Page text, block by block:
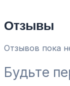
Отзывы
Отзывов пока
Будьте